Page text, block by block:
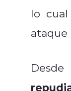
lo
ataque